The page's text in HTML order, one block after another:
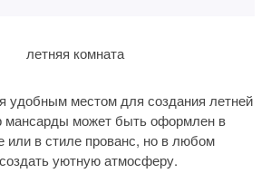
удобным местом для создания летней
мансарды может быть оформлен в
или в стиле прованс, но в любом
уютную атмосферу.